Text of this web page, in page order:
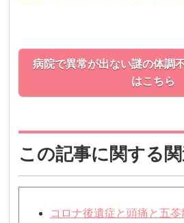
病院で異常が出ない謎の体調
はこちら
この記事に関する
コロナ後遺症と頭痛と五苓